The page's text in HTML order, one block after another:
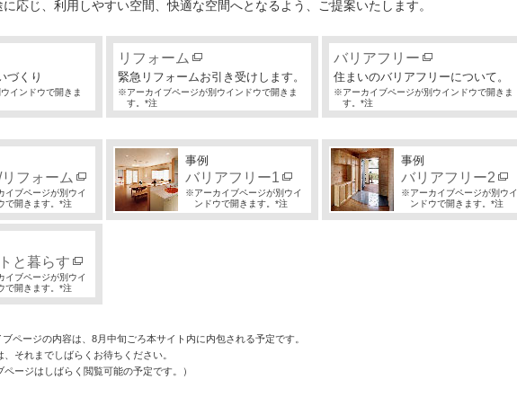
応じ、利用しやすい空間、快適な空間へとなるよう、ご提案いたします。
づくり
インドウで開きま
リフォーム
緊急リフォームお引き受けします。
※アーカイブページが別ウインドウで開きま
す。*注
バリアフリー
住まいのバリアフリーについて。
※アーカイブページが別ウインドウで開きま
す。*注
フォーム
イブページが別ウイ
で開きます。*注
事例
バリアフリー1
※アーカイブページが別ウイ
ンドウで開きます。*注
事例
バリアフリー2
※アーカイブページが別ウイ
ンドウで開きます。*注
と暮らす
イブページが別ウイ
で開きます。*注
ページの内容は、8月中旬ごろ本サイト内に内包される予定です。
、それまでしばらくお待ちください。
ページはしばらく閲覧可能の予定です。）